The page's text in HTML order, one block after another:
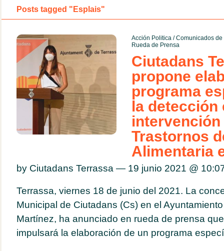
Posts tagged "Esplais"
Acción Politica/Comunicados de
Rueda de Prensa
Ciutadans
propone
programa
la detección
Trastornos
Alimentaria
by Ciutadans Terrassa — 19 junio 2021 @
Terrassa, viernes 18 de junio del 2021. La
Municipal de Ciutadans (Cs) en el
Martínez, ha anunciado en rueda de prensa
impulsará la elaboración de un programa